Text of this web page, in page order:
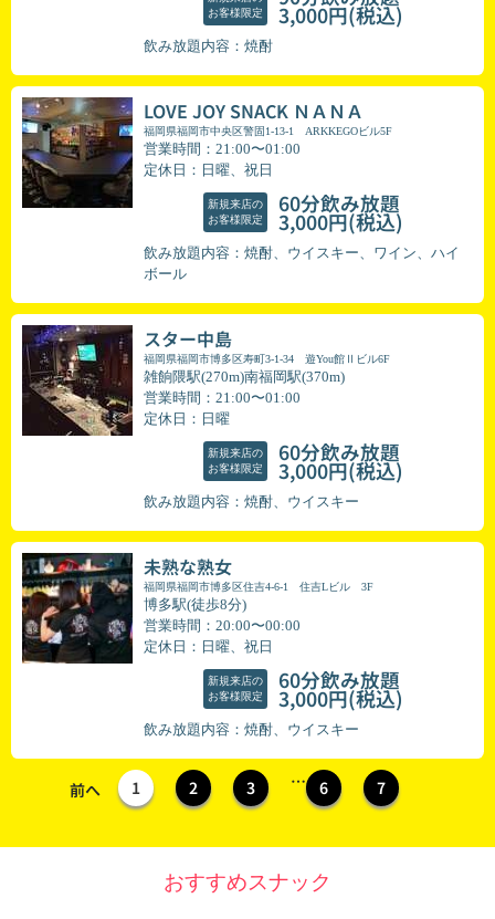
お客様限定
3,000円(税込)
飲み放題内容：焼酎
LOVE JOY SNACK ＮＡＮＡ
福岡県福岡市中央区警固1-13-1 ARKKEGOビル5F
営業時間：21:00〜01:00
定休日：日曜、祝日
新規来店の
お客様限定
60分飲み放題
3,000円(税込)
飲み放題内容：焼酎、ウイスキー、ワイン、ハイ
ボール
スター中島
福岡県福岡市博多区寿町3-1-34 遊You館Ⅱビル6F
雑餉隈駅(270m)南福岡駅(370m)
営業時間：21:00〜01:00
定休日：日曜
新規来店の
お客様限定
60分飲み放題
3,000円(税込)
飲み放題内容：焼酎、ウイスキー
未熟な熟女
福岡県福岡市博多区住吉4-6-1 住吉Lビル 3F
博多駅(徒歩8分)
営業時間：20:00〜00:00
定休日：日曜、祝日
新規来店の
お客様限定
60分飲み放題
3,000円(税込)
飲み放題内容：焼酎、ウイスキー
前へ 1 2 3 … 6 7
おすすめスナック